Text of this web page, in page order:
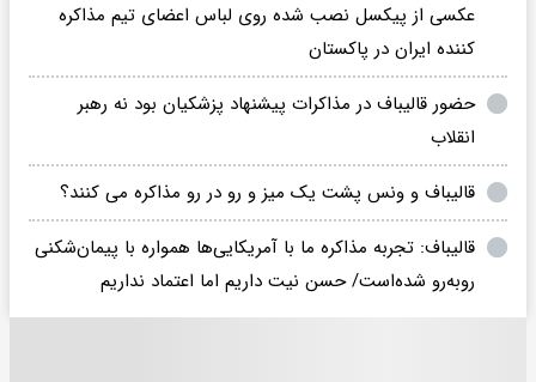
عکسی از پیکسل نصب شده روی لباس اعضای تیم مذاکره
کننده ایران در پاکستان
حضور قالیباف در مذاکرات پیشنهاد پزشکیان بود نه رهبر
انقلاب
قالیباف و ونس پشت یک میز و رو در رو مذاکره می کنند؟
قالیباف: تجربه مذاکره ما با آمریکایی‌ها همواره با پیمان‌شکنی
رو‌به‌رو شده‌است/ حسن نیت داریم اما اعتماد نداریم